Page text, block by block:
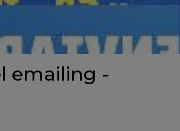
emailing -